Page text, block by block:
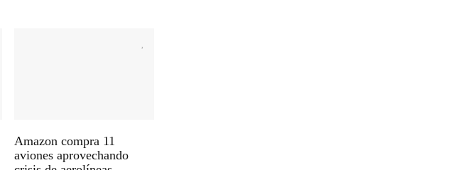
Amazon compra 11
aviones aprovechando